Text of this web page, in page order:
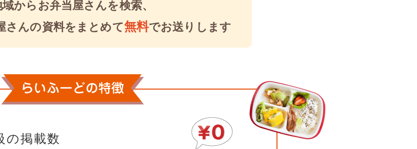
域からお弁当屋さんを検索、
さんの資料を まとめて無料でお送りします
の掲載数